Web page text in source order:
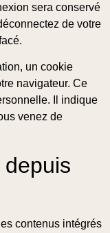
sera conservé
de votre
un cookie
navigateur. Ce
Il indique
venez de
contenus intégrés